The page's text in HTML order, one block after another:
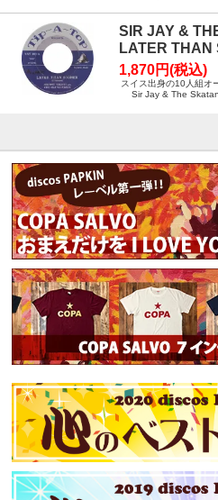
SIR JAY &
LATER THAN
1,870円(税込)
スイス出身の10人組オ
Sir Jay & The